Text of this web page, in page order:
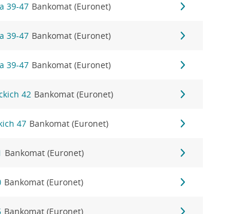
39-47 Bankomat (Euronet)
39-47 Bankomat (Euronet)
39-47 Bankomat (Euronet)
42 Bankomat (Euronet)
47 Bankomat (Euronet)
Bankomat (Euronet)
Bankomat (Euronet)
Bankomat (Euronet)